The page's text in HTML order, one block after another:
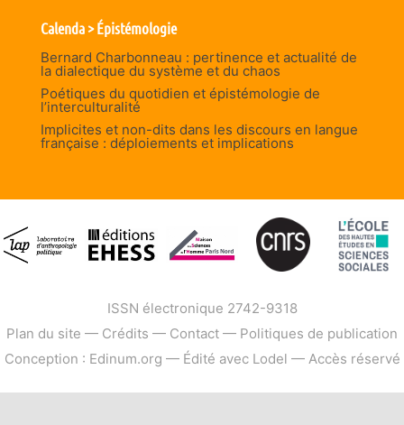
Calenda > Épistémologie
Bernard Charbonneau : pertinence et actualité de
la dialectique du système et du chaos
Poétiques du quotidien et épistémologie de
l’interculturalité
Implicites et non-dits dans les discours en langue
française : déploiements et implications
ISSN électronique 2742-9318
Plan du site — Crédits — Contact — Politiques de publication
Conception : Edinum.org — Édité avec Lodel — Accès réservé